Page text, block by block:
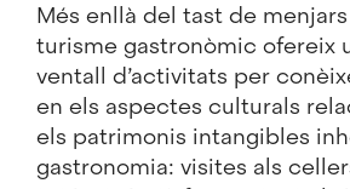
Més enllà del tast de
turisme gastronòmic ofereix
ventall d’activitats per
en els aspectes culturals
els patrimonis intangibles
gastronomia: visites als